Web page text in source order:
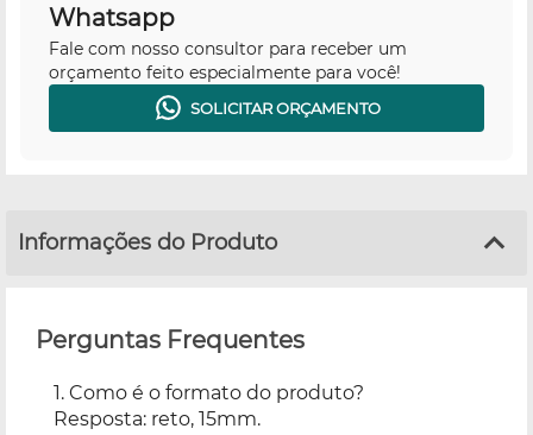
Whatsapp
Fale com nosso consultor para receber um
orçamento feito especialmente para você!
SOLICITAR ORÇAMENTO
Informações do Produto
Perguntas Frequentes
1. Como é o formato do produto?
Resposta: reto, 15mm.